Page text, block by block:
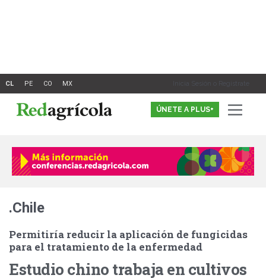
Inicia Sesión o Registrate
ÚNETE A PLUS+
.Chile
Permitiría reducir la aplicación de fungicidas
para el tratamiento de la enfermedad
Estudio chino trabaja en cultivos